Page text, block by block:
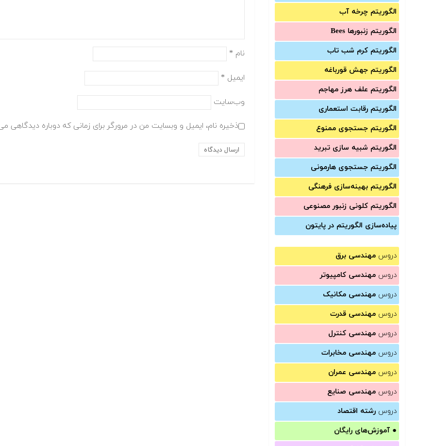
الگوریتم چرخه آب
الگوریتم زنبورها Bees
الگوریتم کرم شب تاب
الگوریتم جهش قورباغه
الگوریتم علف هرز مهاجم
الگوریتم رقابت استعماری
الگوریتم جستجوی ممنوع
الگوریتم شبیه سازی تبرید
الگوریتم جستجوی هارمونی
الگوریتم بهینه‌سازی فرهنگی
الگوریتم کلونی زنبور مصنوعی
پیاده‌سازی الگوریتم در پایتون
دروس مهندسی برق
دروس مهندسی کامپیوتر
دروس مهندسی مکانیک
دروس مهندسی قدرت
دروس مهندسی کنترل
دروس مهندسی مخابرات
دروس مهندسی عمران
دروس مهندسی صنایع
دروس رشته اقتصاد
● آموزش‌های رایگان
نام *
ایمیل *
وب‌سایت
ذخیره نام، ایمیل و وبسایت من در مرورگر برای زمانی که دوباره دیدگاهی